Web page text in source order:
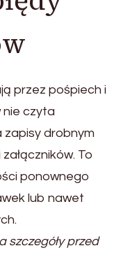
przez pośpiech i
nie czyta
zapisy drobnym
To
ponownego
lub nawet
szczegóły przed